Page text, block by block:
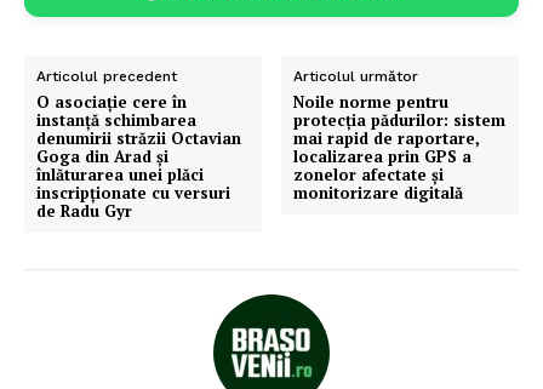
Articolul precedent
O asociație cere în
instanță schimbarea
denumirii străzii Octavian
Goga din Arad și
înlăturarea unei plăci
inscripționate cu versuri
de Radu Gyr
Articolul următor
Noile norme pentru
protecția pădurilor: sistem
mai rapid de raportare,
localizarea prin GPS a
zonelor afectate și
monitorizare digitală